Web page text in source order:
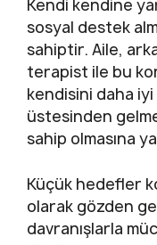
Kendi kendine
sosyal destek
sahiptir. Aile,
terapist ile bu
kendisini daha
üstesinden
sahip olmasına
Küçük hedefler
olarak gözden
davranışlarla